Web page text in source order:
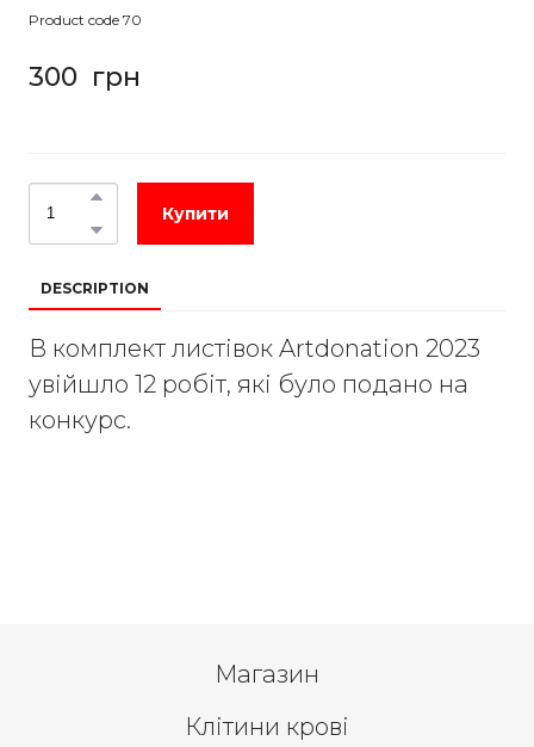
Product code 70
300  грн
Купити
DESCRIPTION
В комплект листівок Artdonation 2023
увійшло 12 робіт, які було подано на
конкурс.
Магазин
Клітини крові